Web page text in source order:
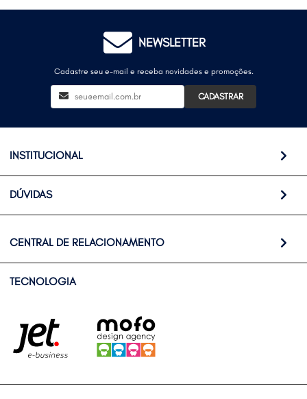
NEWSLETTER
Cadastre seu e-mail e receba novidades e promoções.
CADASTRAR
INSTITUCIONAL
DÚVIDAS
CENTRAL DE RELACIONAMENTO
TECNOLOGIA